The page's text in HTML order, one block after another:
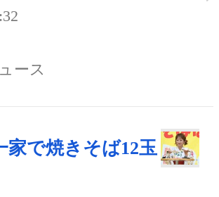
ース
家で焼きそば12玉